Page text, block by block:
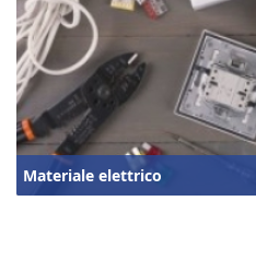
Materiale elettrico